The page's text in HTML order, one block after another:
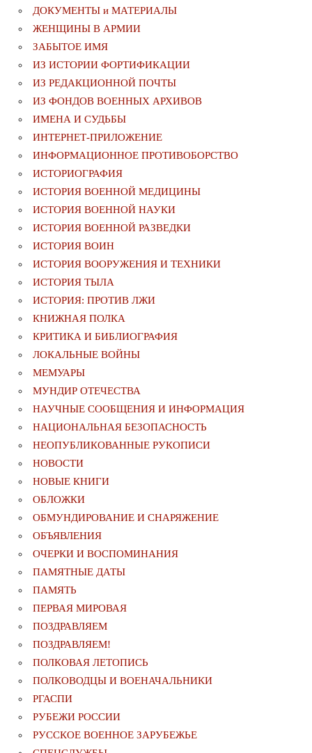
ДОКУМЕНТЫ и МАТЕРИАЛЫ
ЖЕНЩИНЫ В АРМИИ
ЗАБЫТОЕ ИМЯ
ИЗ ИСТОРИИ ФОРТИФИКАЦИИ
ИЗ РЕДАКЦИОННОЙ ПОЧТЫ
ИЗ ФОНДОВ ВОЕННЫХ АРХИВОВ
ИМЕНА И СУДЬБЫ
ИНТЕРНЕТ-ПРИЛОЖЕНИЕ
ИНФОРМАЦИОННОЕ ПРОТИВОБОРСТВО
ИСТОРИОГРАФИЯ
ИСТОРИЯ ВОЕННОЙ МЕДИЦИНЫ
ИСТОРИЯ ВОЕННОЙ НАУКИ
ИСТОРИЯ ВОЕННОЙ РАЗВЕДКИ
ИСТОРИЯ ВОИН
ИСТОРИЯ ВООРУЖЕНИЯ И ТЕХНИКИ
ИСТОРИЯ ТЫЛА
ИСТОРИЯ: ПРОТИВ ЛЖИ
КНИЖНАЯ ПОЛКА
КРИТИКА И БИБЛИОГРАФИЯ
ЛОКАЛЬНЫЕ ВОЙНЫ
МЕМУАРЫ
МУНДИР ОТЕЧЕСТВА
НАУЧНЫЕ СООБЩЕНИЯ И ИНФОРМАЦИЯ
НАЦИОНАЛЬНАЯ БЕЗОПАСНОСТЬ
НЕОПУБЛИКОВАННЫЕ РУКОПИСИ
НОВОСТИ
НОВЫЕ КНИГИ
ОБЛОЖКИ
ОБМУНДИРОВАНИЕ И СНАРЯЖЕНИЕ
ОБЪЯВЛЕНИЯ
ОЧЕРКИ И ВОСПОМИНАНИЯ
ПАМЯТНЫЕ ДАТЫ
ПАМЯТЬ
ПЕРВАЯ МИРОВАЯ
ПОЗДРАВЛЯЕМ
ПОЗДРАВЛЯЕМ!
ПОЛКОВАЯ ЛЕТОПИСЬ
ПОЛКОВОДЦЫ И ВОЕНАЧАЛЬНИКИ
РГАСПИ
РУБЕЖИ РОССИИ
РУССКОЕ ВОЕННОЕ ЗАРУБЕЖЬЕ